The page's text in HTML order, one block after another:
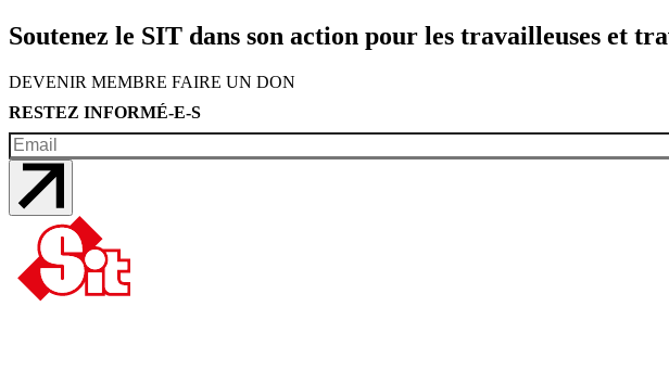
Soutenez le SIT dans son action pour les travailleuses et
DEVENIR MEMBRE FAIRE UN DON
RESTEZ INFORMÉ-E-S